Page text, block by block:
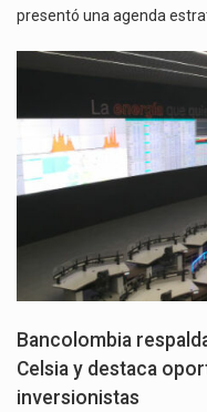
presentó una agenda
Bancolombia
Celsia y destaca
inversionistas